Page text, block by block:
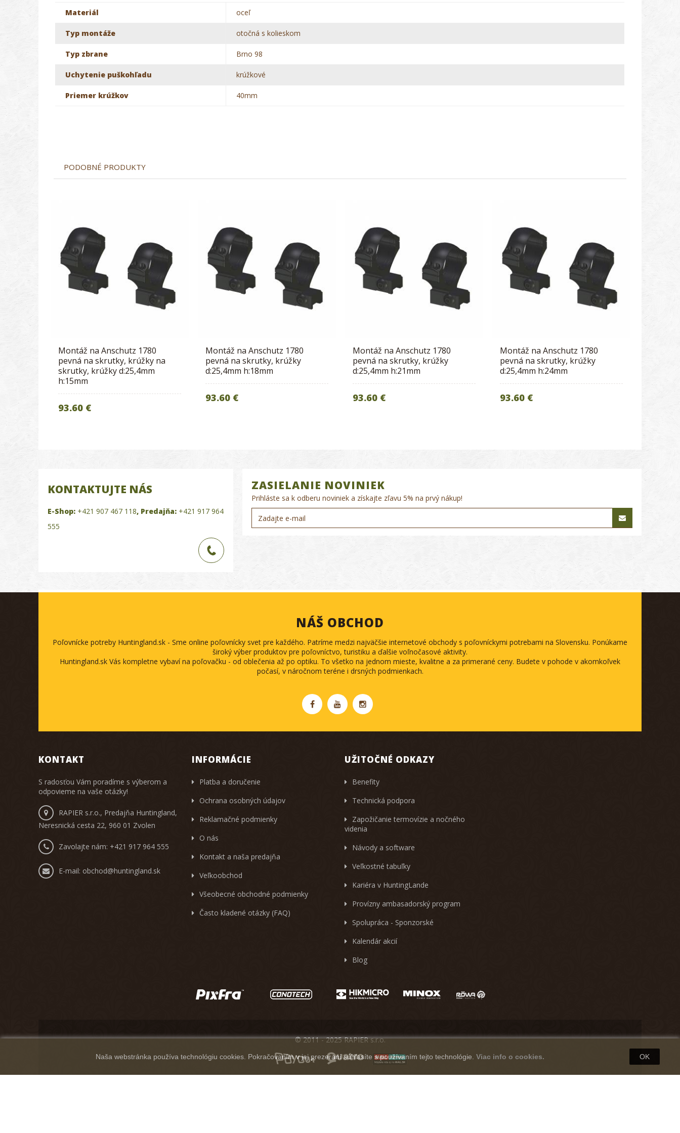
Materiál oceľ
Typ montáže otočná s kolieskom
Typ zbrane Brno 98
Uchytenie puškohľadu krúžkové
Priemer krúžkov 40mm
PODOBNÉ PRODUKTY
Montáž na Anschutz 1780
pevná na skrutky, krúžky na
skrutky, krúžky d:25,4mm
h:15mm
93.60 €
Montáž na Anschutz 1780
pevná na skrutky, krúžky
d:25,4mm h:18mm
93.60 €
Montáž na Anschutz 1780
pevná na skrutky, krúžky
d:25,4mm h:21mm
93.60 €
Montáž na Anschutz 1780
pevná na skrutky, krúžky
d:25,4mm h:24mm
93.60 €
KONTAKTUJTE NÁS
E-Shop: +421 907 467 118, Predajňa: +421 917 964
555
ZASIELANIE NOVINIEK
Prihláste sa k odberu noviniek a získajte zľavu 5% na prvý nákup!
NÁŠ OBCHOD
Poľovnícke potreby Huntingland.sk - Sme online poľovnícky svet pre každého. Patríme medzi najväčšie internetové obchody s poľovníckymi potrebami na Slovensku. Ponúkame
široký výber produktov pre poľovníctvo, turistiku a ďalšie voľnočasové aktivity.
Huntingland.sk Vás kompletne vybaví na poľovačku - od oblečenia až po optiku. To všetko na jednom mieste, kvalitne a za primerané ceny. Budete v pohode v akomkoľvek
počasí, v náročnom teréne i drsných podmienkach.
KONTAKT
S radosťou Vám poradíme s výberom a
odpovieme na vaše otázky!
RAPIER s.r.o., Predajňa Huntingland,
Neresnická cesta 22, 960 01 Zvolen
Zavolajte nám: +421 917 964 555
E-mail: obchod@huntingland.sk
INFORMÁCIE
Platba a doručenie
Ochrana osobných údajov
Reklamačné podmienky
O nás
Kontakt a naša predajňa
Veľkoobchod
Všeobecné obchodné podmienky
Často kladené otázky (FAQ)
UŽITOČNÉ ODKAZY
Benefity
Technická podpora
Zapožičanie termovízie a nočného
videnia
Návody a software
Veľkostné tabuľky
Kariéra v HuntingLande
Provízny ambasadorský program
Spolupráca - Sponzorské
Kalendár akcií
Blog
Naša webstránka používa technológiu cookies. Pokračovaním v jej prezeraní súhlasíte s používaním tejto technológie. Viac info o cookies. OK
© 2011 - 2025 RAPIER s.r.o.